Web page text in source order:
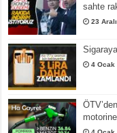
sahte
23
4 Ocak